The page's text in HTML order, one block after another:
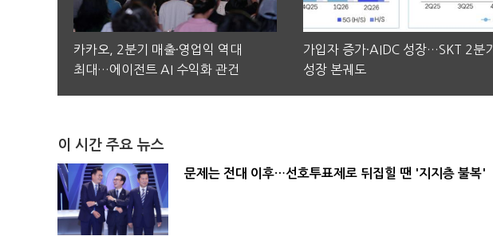
카카오, 2분기 매출·영업익 역대
최대…에이전트 AI 수익화 관건
가입자 증가·AIDC 성장…SKT 2분기
성장 본궤도
이 시간 주요 뉴스
문제는 전대 이후…선호투표제로 뒤집힐 땐 '지지층 불복'